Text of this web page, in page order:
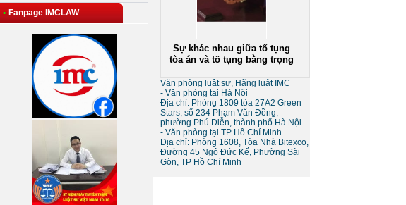
• Fanpage IMCLAW
tòa án và tố tụng bằng trọng
tài
Thủ tục giải thể doanh
Văn phòng luật sư, Hãng luật IMC
- Văn phòng tại Hà Nội
Địa chỉ: Phòng 1809 tòa 27A2 Green
Stars, số 234 Phạm Văn Đồng,
phường Phú Diễn, thành phố Hà Nội
- Văn phòng tại TP Hồ Chí Minh
Địa chỉ: Phòng 1608, Tòa Nhà Bitexco,
Đường 45 Ngô Đức Kế, Phường Sài
Gòn, TP Hồ Chí Minh